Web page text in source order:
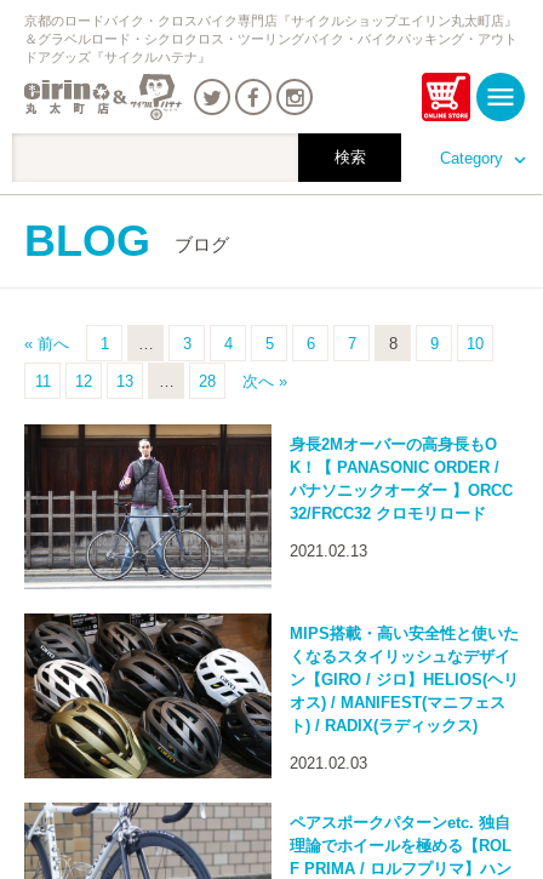
Category
京都のロードバイク・クロスバイク専門店『サイクルショップエイリン丸太町店』
＆グラベルロード・シクロクロス・ツーリングバイク・バイクパッキング・アウト
ドアグッズ『サイクルハテナ』
BLOG ブログ
« 前へ 1 … 3 4 5 6 7 8 9 10
11 12 13 … 28 次へ »
身長2Mオーバーの高身長もO
K！【 PANASONIC ORDER /
パナソニックオーダー 】ORCC
32/FRCC32 クロモリロード
2021.02.13
MIPS搭載・高い安全性と使いた
くなるスタイリッシュなデザイ
ン【GIRO / ジロ】HELIOS(ヘリ
オス) / MANIFEST(マニフェス
ト) / RADIX(ラディックス)
2021.02.03
ペアスポークパターンetc. 独自
理論でホイールを極める【ROL
F PRIMA / ロルフプリマ】ハン